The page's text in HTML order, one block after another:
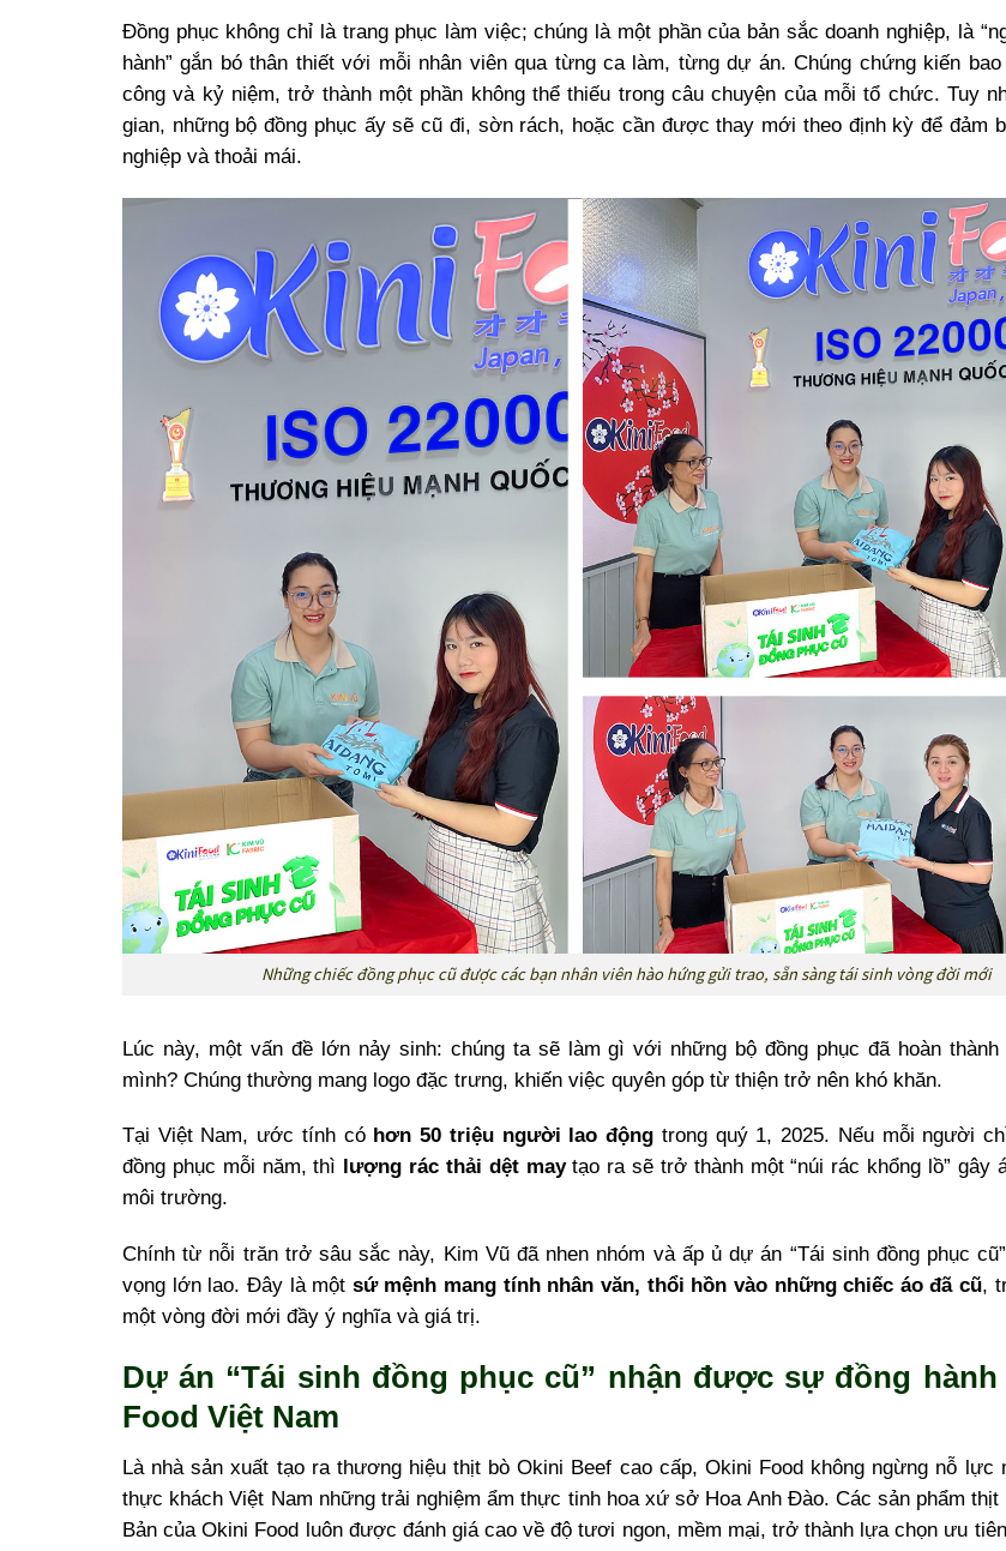
Đồng phục không chỉ là trang phục làm việc; chúng là một phần của bản sắc doanh nghiệp, là
hành” gắn bó thân thiết với mỗi nhân viên qua từng ca làm, từng dự án. Chúng chứng kiến
công và kỷ niệm, trở thành một phần không thể thiếu trong câu chuyện của mỗi tổ chức. Tuy
gian, những bộ đồng phục ấy sẽ cũ đi, sờn rách, hoặc cần được thay mới theo định kỳ để đảm
nghiệp và thoải mái.
Những chiếc đồng phục cũ được các bạn nhân viên hào hứng gửi trao, sẵn sàng tái sinh vòng đời mới
Lúc này, một vấn đề lớn nảy sinh: chúng ta sẽ làm gì với những bộ đồng phục đã hoàn
mình? Chúng thường mang logo đặc trưng, khiến việc quyên góp từ thiện trở nên khó khăn.
Tại Việt Nam, ước tính có hơn 50 triệu người lao động trong quý 1, 2025. Nếu mỗi người
đồng phục mỗi năm, thì
lượng rác thải dệt maytạo ra sẽ trở thành một “núi rác khổng lồ” gây
môi trường.
Chính từ nỗi trăn trở sâu sắc này, Kim Vũ đã nhen nhóm và ấp ủ dự án “Tái sinh đồng phục
vọng lớn lao. Đây là một sứ mệnh mang tính nhân văn, thổi hồn vào những chiếc áo đã cũ,
một vòng đời mới đầy ý nghĩa và giá trị.
Dự án “Tái sinh đồng phục cũ” nhận được sự đồng
Food Việt Nam
Là nhà sản xuất tạo ra thương hiệu thịt bò Okini Beef cao cấp, Okini Food không ngừng nỗ lực
thực khách Việt Nam những trải nghiệm ẩm thực tinh hoa xứ sở Hoa Anh Đào. Các sản phẩm
Bản của Okini Food luôn được đánh giá cao về độ tươi ngon, mềm mại, trở thành lựa chọn ưu